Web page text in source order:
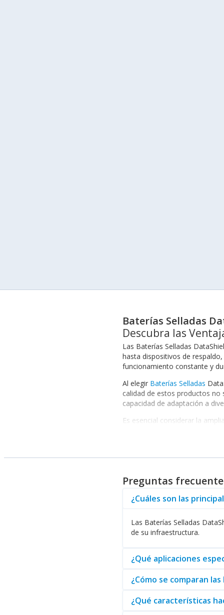
Baterías Selladas
Descubra las
Las Baterías Selladas
hasta dispositivos de
funcionamiento constante y
Al elegir Baterías Selladas
calidad de estos productos no
capacidad de adaptación a
Es esencial considerar la
Beneficios del Uso de
asegura que,
Con una sólida reputación
operación, sino que también
Al final, en Abasteo, usted
que recibirá productos de
Preguntas
¿Cuáles son las
Las Baterías Selladas
de su infraestructura.
¿Qué aplicaciones
¿Cómo se comparan
¿Qué características